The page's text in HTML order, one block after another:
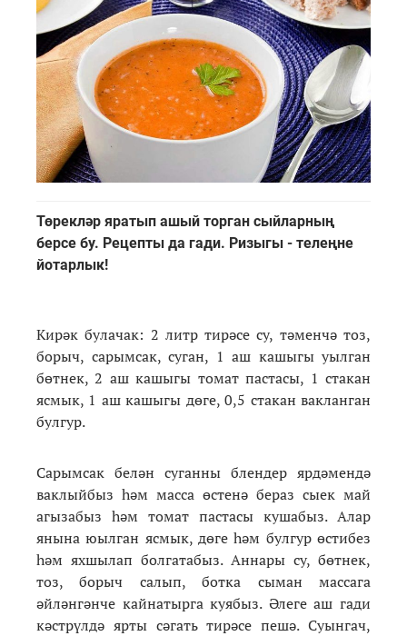
Төрекләр яратып ашый торган сыйларның
берсе бу. Рецепты да гади. Ризыгы - телеңне
йотарлык!
Кирәк булачак: 2 литр тирәсе су, тәменчә тоз,
борыч, сарымсак, суган, 1 аш кашыгы уылган
бөтнек, 2 аш кашыгы томат пастасы, 1 стакан
ясмык, 1 аш кашыгы дөге, 0,5 стакан вакланган
булгур.
Сарымсак белән суганны блендер ярдәмендә
ваклыйбыз һәм масса өстенә бераз сыек май
агызабыз һәм томат пастасы кушабыз. Алар
янына юылган ясмык, дөге һәм булгур өстибез
һәм яхшылап болгатабыз. Аннары су, бөтнек,
тоз, борыч салып, ботка сыман массага
әйләнгәнче кайнатырга куябыз. Әлеге аш гади
кәстрүлдә ярты сәгать тирәсе пешә. Суынгач,